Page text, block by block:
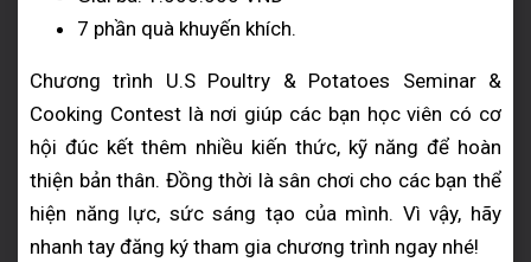
7 phần quà khuyến khích.
Chương trình U.S Poultry & Potatoes Seminar &
Cooking Contest là nơi giúp các bạn học viên có cơ
hội đúc kết thêm nhiều kiến thức, kỹ năng để hoàn
thiện bản thân. Đồng thời là sân chơi cho các bạn thể
hiện năng lực, sức sáng tạo của mình. Vì vậy, hãy
nhanh tay đăng ký tham gia chương trình ngay nhé!